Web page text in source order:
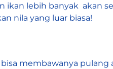
lebih banyak akan
nila yang luar biasa!
membawanya pulang